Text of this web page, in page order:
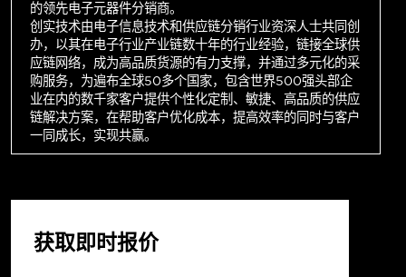
的领先电子元器件分销商。
创实技术由电子信息技术和供应链分销行业资深人士共同创
办，以其在电子行业产业链数十年的行业经验，链接全球供
应链网络，成为高品质货源的有力支撑，并通过多元化的采
购服务，为遍布全球50多个国家，包含世界500强头部企
业在内的数千家客户提供个性化定制、敏捷、高品质的供应
链解决方案，在帮助客户优化成本，提高效率的同时与客户
一同成长，实现共赢。
获取即时报价